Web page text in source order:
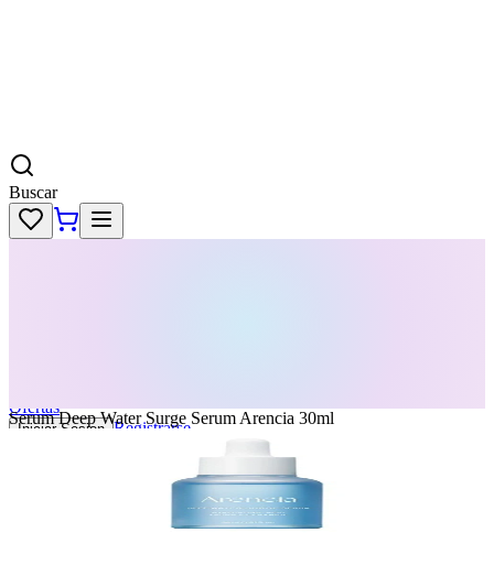
Buscar
Ofertas
Iniciar Sesion Registrarse
Serum Deep Water Surge Serum Arencia 30ml